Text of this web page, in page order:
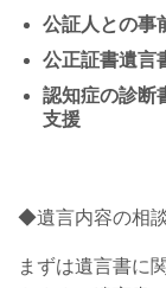
公証人との事
公正証書遺言
認知症の診断
支援
◆遺言内容の相
まずは遺言書に